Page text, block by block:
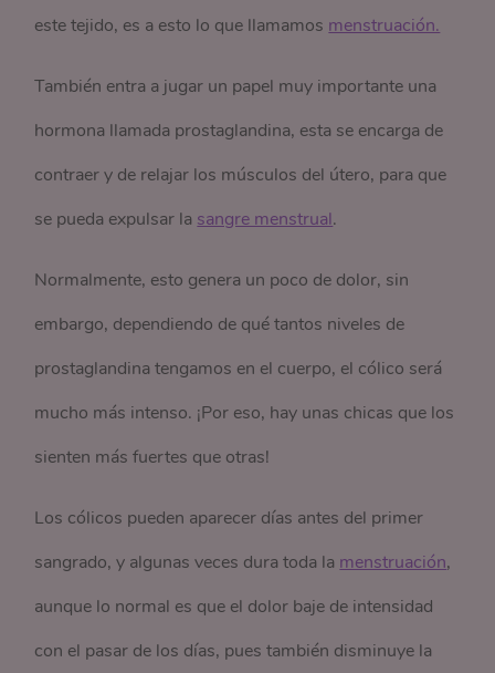
este tejido, es a esto lo que llamamos menstruación.
También entra a jugar un papel muy importante una
hormona llamada prostaglandina, esta se encarga de
contraer y de relajar los músculos del útero, para que
se pueda expulsar la sangre menstrual.
Normalmente, esto genera un poco de dolor, sin
embargo, dependiendo de qué tantos niveles de
prostaglandina tengamos en el cuerpo, el cólico será
mucho más intenso. ¡Por eso, hay unas chicas que los
sienten más fuertes que otras!
Los cólicos pueden aparecer días antes del primer
sangrado, y algunas veces dura toda la menstruación,
aunque lo normal es que el dolor baje de intensidad
con el pasar de los días, pues también disminuye la